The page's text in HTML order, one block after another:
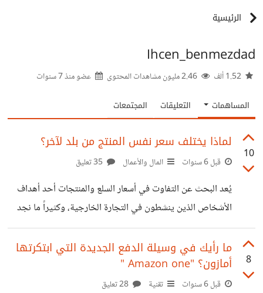
الرئيسية
Ihcen_benmezdad
عضو منذ7 سنوات
المساهمات التعليقات المجتمعات
10
لماذا يختلف سعر نفس المنتج من بلد لآخر؟
قبل 6 سنوات المال والأعمال
يُعد البحث عن التفاوت في أسعار السلع والمنتجات أحد أهداف
الأشخاص الذين ينشطون في التجارة الخارجية، وكثيراً ما نجد
سعر منتج معين في بلد مضاعف لبلد آخر، *فما سبب هذا
الاختلاف؟* غالباً ما يكون تفكير التاجر بهذا الشكل: إذا كنت في
البلد الذي يعرض منتجات بأسعار *مرتفعة لماذا لا أقوم بإستيراد
عدد لا بأس به بأسعار أقل وأبيعهم لأستفيد من الفارق؟* وإذا
8
ما رأيك في وسيلة الدفع الجديدة التي ابتكرتها
أمازون؟ "Amazon one "
قبل 6 سنوات تقنية